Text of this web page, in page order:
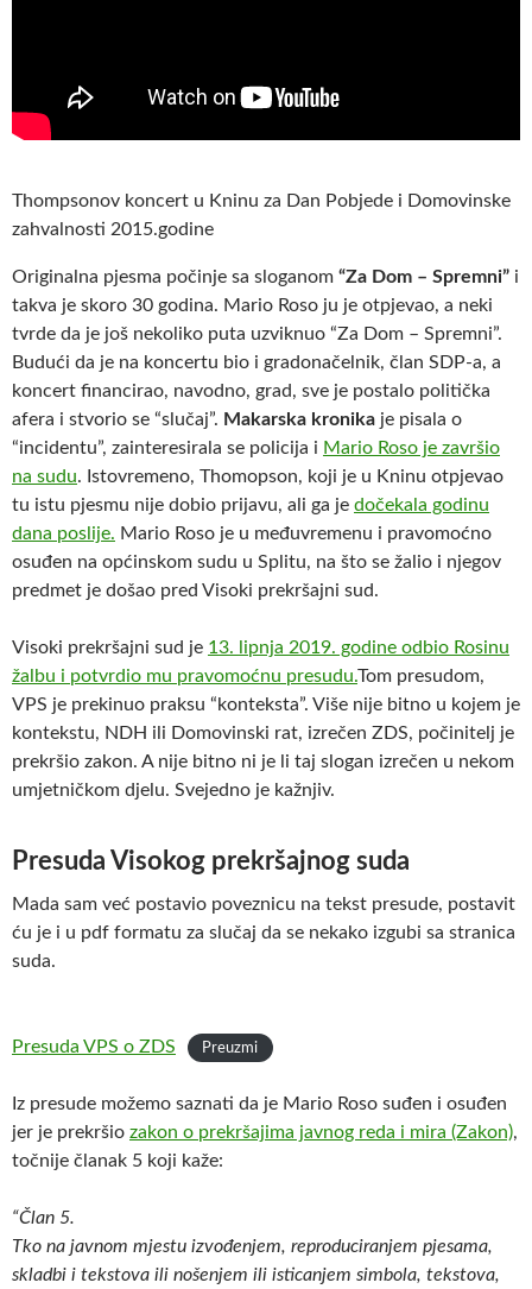
Thompsonov koncert u Kninu za Dan Pobjede i Domovinske
zahvalnosti 2015.godine
Originalna pjesma počinje sa sloganom “Za Dom – Spremni” i
takva je skoro 30 godina. Mario Roso ju je otpjevao, a neki
tvrde da je još nekoliko puta uzviknuo “Za Dom – Spremni”.
Budući da je na koncertu bio i gradonačelnik, član SDP-a, a
koncert financirao, navodno, grad, sve je postalo politička
afera i stvorio se “slučaj”. Makarska kronika je pisala o
“incidentu”, zainteresirala se policija i Mario Roso je završio
na sudu. Istovremeno, Thomopson, koji je u Kninu otpjevao
tu istu pjesmu nije dobio prijavu, ali ga je dočekala godinu
dana poslije. Mario Roso je u međuvremenu i pravomoćno
osuđen na općinskom sudu u Splitu, na što se žalio i njegov
predmet je došao pred Visoki prekršajni sud.
Visoki prekršajni sud je 13. lipnja 2019. godine odbio Rosinu
žalbu i potvrdio mu pravomoćnu presudu.Tom presudom,
VPS je prekinuo praksu “konteksta”. Više nije bitno u kojem je
kontekstu, NDH ili Domovinski rat, izrečen ZDS, počinitelj je
prekršio zakon. A nije bitno ni je li taj slogan izrečen u nekom
umjetničkom djelu. Svejedno je kažnjiv.
Presuda Visokog prekršajnog suda
Mada sam već postavio poveznicu na tekst presude, postavit
ću je i u pdf formatu za slučaj da se nekako izgubi sa stranica
suda.
Presuda VPS o ZDS Preuzmi
Iz presude možemo saznati da je Mario Roso suđen i osuđen
jer je prekršio zakon o prekršajima javnog reda i mira (Zakon),
točnije članak 5 koji kaže:
“Član 5.
Tko na javnom mjestu izvođenjem, reproduciranjem pjesama,
skladbi i tekstova ili nošenjem ili isticanjem simbola, tekstova,